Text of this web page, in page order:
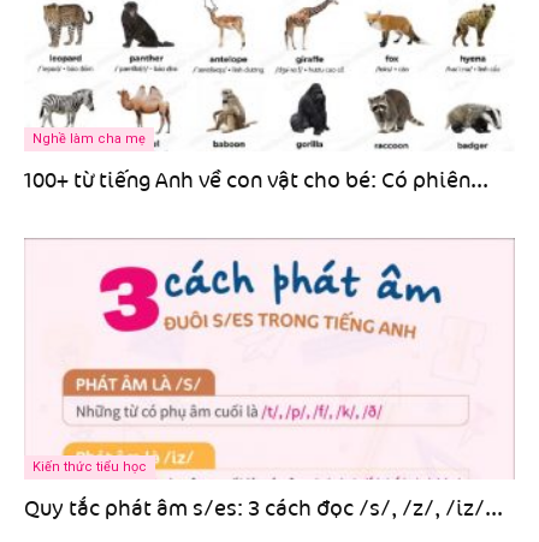
Nghề làm cha mẹ
100+ từ tiếng Anh về con vật cho bé: Có phiên...
Kiến thức tiểu học
Quy tắc phát âm s/es: 3 cách đọc /s/, /z/, /iz/...